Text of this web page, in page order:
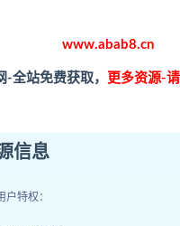
www.abab8.cn
-全站免费获取， 更多资源-
信息
户特权：